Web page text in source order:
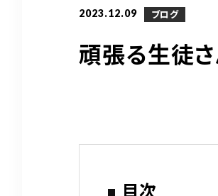
2023.12.09 ブログ
頑張る生徒
目次